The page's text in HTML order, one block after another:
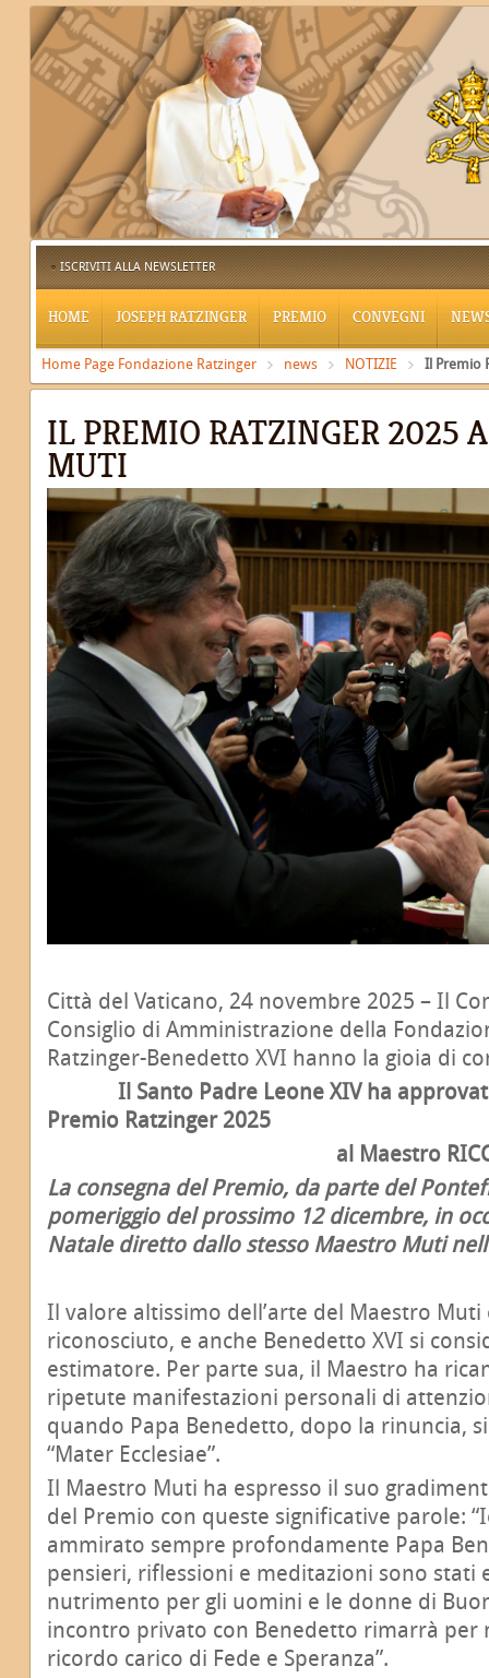
ISCRIVITI ALLA NEWSLETTER
HOME JOSEPH RATZINGER PREMIO CONVEGNI
Home Page Fondazione Ratzinger news NOTIZIE Il Premio
IL PREMIO RATZINGER 2025
MUTI
Città del Vaticano, 24 novembre 2025 – Il
Consiglio di Amministrazione della
Ratzinger-Benedetto XVI hanno la gioia di
Il Santo Padre Leone XIV ha
Premio Ratzinger 2025
al Maestro
La consegna del Premio, da parte del
pomeriggio del prossimo 12 dicembre, in
Natale diretto dallo stesso Maestro Muti
Il valore altissimo dell’arte del Maestro
riconosciuto, e anche Benedetto XVI si
estimatore. Per parte sua, il Maestro ha
ripetute manifestazioni personali di
quando Papa Benedetto, dopo la rinuncia,
“Mater Ecclesiae”.
Il Maestro Muti ha espresso il suo
del Premio con queste significative parole:
ammirato sempre profondamente Papa
pensieri, riflessioni e meditazioni sono stati
nutrimento per gli uomini e le donne di
incontro privato con Benedetto rimarrà per
ricordo carico di Fede e Speranza”.